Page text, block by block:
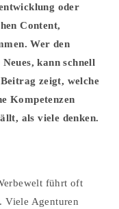
oder
Content,
Wer den
kann schnell
zeigt, welche
Kompetenzen
als viele denken.
führt oft
Viele Agenturen